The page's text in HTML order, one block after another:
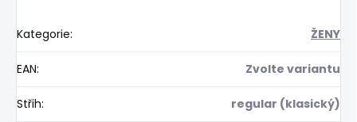
Kategorie: ŽENY
EAN: Zvolte variantu
Střih: regular (klasický)